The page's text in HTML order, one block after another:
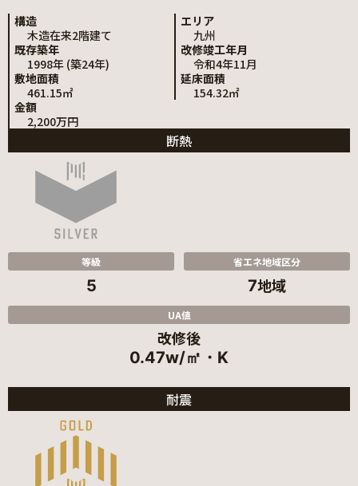
構造
木造在来2階建て
エリア
九州
既存築年
1998年 (築24年)
改修竣工年月
令和4年11月
敷地面積
461.15㎡
延床面積
154.32㎡
金額
2,200万円
断熱
等級
5
省エネ地域区分
7地域
UA値
改修後
0.47w/㎡・K
耐震